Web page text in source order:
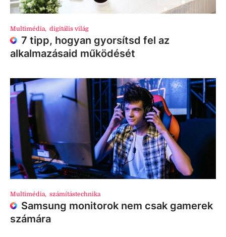
Multimédia, digitális világ
7 tipp, hogyan gyorsítsd fel az
alkalmazásaid működését
Multimédia, számítástechnika
Samsung monitorok nem csak gamerek
számára